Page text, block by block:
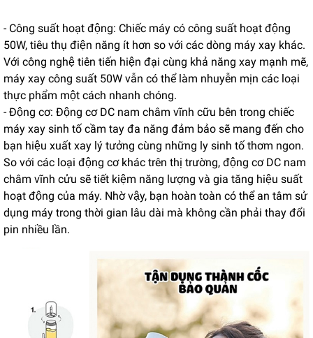
- Công suất hoạt động: Chiếc máy có công suất hoạt động
50W, tiêu thụ điện năng ít hơn so với các dòng máy xay khác.
Với công nghệ tiên tiến hiện đại cùng khả năng xay mạnh mẽ,
máy xay công suất 50W vẫn có thể làm nhuyễn mịn các loại
thực phẩm một cách nhanh chóng.
- Động cơ: Động cơ DC nam châm vĩnh cữu bên trong chiếc
máy xay sinh tố cầm tay đa năng đảm bảo sẽ mang đến cho
bạn hiệu xuất xay lý tưởng cùng những ly sinh tố thơm ngon.
So với các loại động cơ khác trên thị trường, động cơ DC nam
châm vĩnh cửu sẽ tiết kiệm năng lượng và gia tăng hiệu suất
hoạt động của máy. Nhờ vậy, bạn hoàn toàn có thể an tâm sử
dụng máy trong thời gian lâu dài mà không cần phải thay đổi
pin nhiều lần.